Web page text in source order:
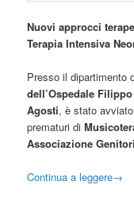
Nuovi approcci
Terapia Intensiva
Presso il dipartimento
dell’Ospedale
Agosti, è stato
prematuri di
Associazione
Continua a leggere→